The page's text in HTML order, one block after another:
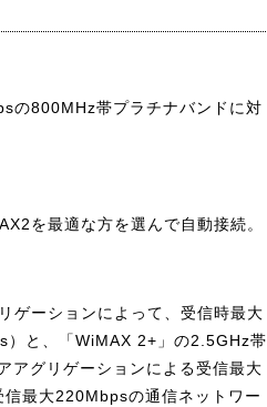
の800MHz帯プラチナバンドに対
を最適な方を選んで自動接続。
ゲーションによって、受信時最大
と、「WiMAX 2+」の2.5GHz帯
アグリゲーションによる受信最大
最大220Mbpsの通信ネットワー